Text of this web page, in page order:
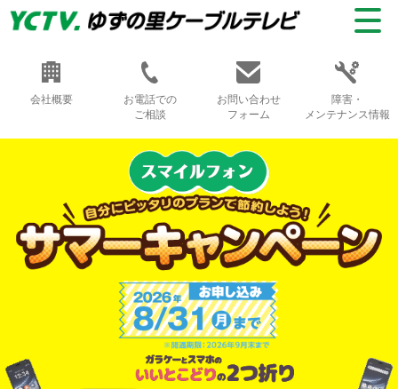
会社概要
お電話での
ご相談
お問い合わせ
フォーム
障害・
メンテナンス情報